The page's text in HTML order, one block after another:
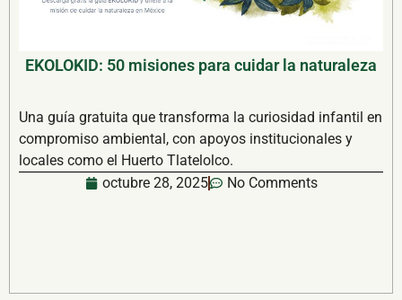
EKOLOKID: 50 misiones para cuidar la naturaleza
Una guía gratuita que transforma la curiosidad infantil en
compromiso ambiental, con apoyos institucionales y
locales como el Huerto Tlatelolco.
octubre 28, 2025
No Comments